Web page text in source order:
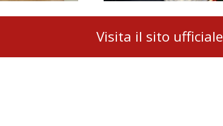
Visita il sito ufficiale